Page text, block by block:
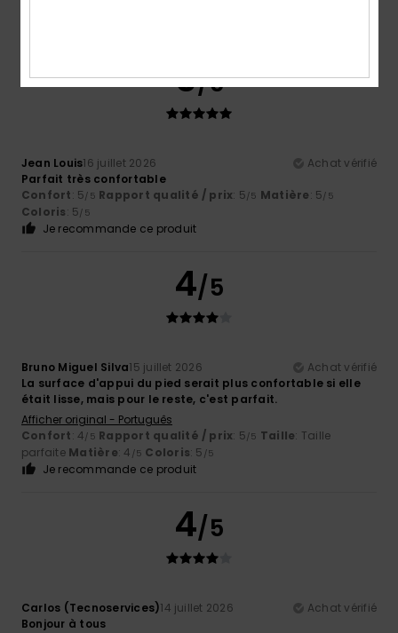
5/5
Jean Louis16 juillet 2026
Achat vérifié
Parfait très confortable
Confort: 5/5 Rapport qualité / prix: 5/5 Matière: 5/5
Coloris: 5/5
Je recommande ce produit
4/5
Bruno Miguel Silva15 juillet 2026
Achat vérifié
La surface d'appui du pied serait plus confortable si elle
était lisse, mais pour le reste, c'est parfait.
Afficher original - Português
Confort: 4/5 Rapport qualité / prix: 5/5 Taille: Taille
parfaite Matière: 4 /5 Coloris: 5 /5
Je recommande ce produit
4/5
Carlos (Tecnoservices)14 juillet 2026
Achat vérifié
Bonjour à tous